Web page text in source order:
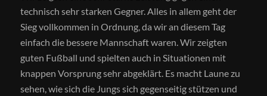
technisch sehr starken Gegner. Alles in allem geht der
Sieg vollkommen in Ordnung, da wir an diesem Tag
einfach die bessere Mannschaft waren. Wir zeigten
guten Fußball und spielten auch in Situationen mit
knappen Vorsprung sehr abgeklärt. Es macht Laune zu
sehen, wie sich die Jungs sich gegenseitig stützen und